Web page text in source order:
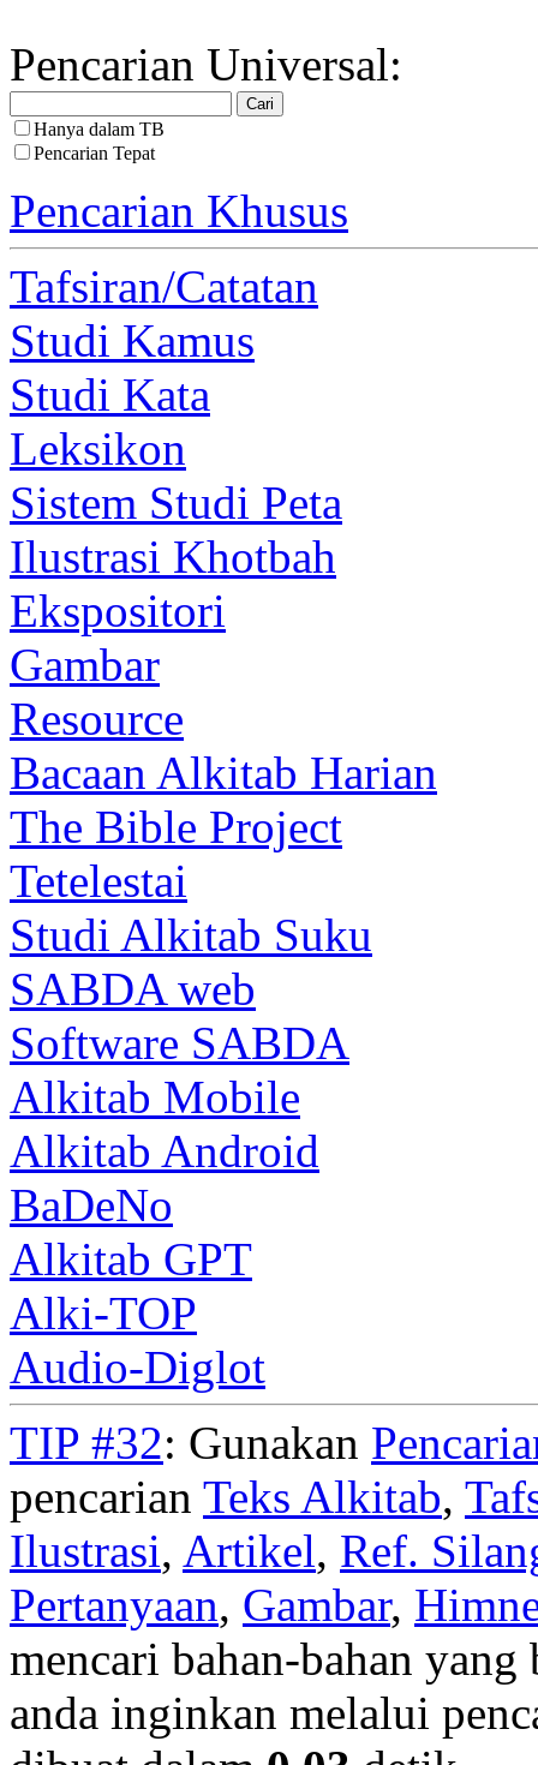
Pencarian Universal:
Hanya dalam TB
Pencarian Tepat
Pencarian Khusus
Tafsiran/Catatan
Studi Kamus
Studi Kata
Leksikon
Sistem Studi Peta
Ilustrasi Khotbah
Ekspositori
Gambar
Resource
Bacaan Alkitab Harian
The Bible Project
Tetelestai
Studi Alkitab Suku
SABDA web
Software SABDA
Alkitab Mobile
Alkitab Android
BaDeNo
Alkitab GPT
Alki-TOP
Audio-Diglot
TIP #32: Gunakan
pencarian Teks Alkitab,
Ilustrasi, Artikel, Ref.
Pertanyaan, Gambar,
mencari bahan-bahan
anda inginkan melalui